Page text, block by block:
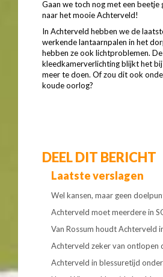
Gaan we toch nog met een beetje
naar het mooie Achterveld!
In Achterveld hebben we de
werkende lantaarnpalen in het
hebben ze ook lichtproblemen. De
kleedkamerverlichting blijkt het
meer te doen. Of zou dit ook
koude oorlog?
DEEL DIT BERICHT
Laatste verslagen
Wel kansen, maar geen
Achterveld moet meerdere in
Van Rossum houdt Achterveld
Achterveld zeker van ontlopen
Achterveld in blessuretijd